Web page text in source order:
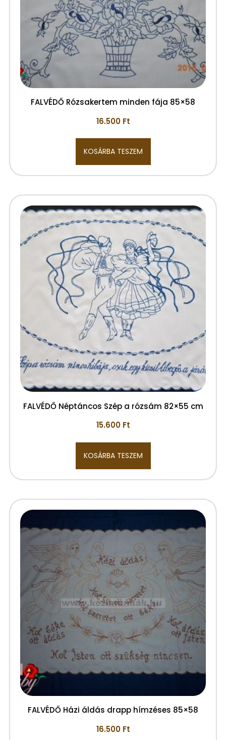
FALVÉDŐ Rózsakertem minden fája 85×58
16.500 Ft
KOSÁRBA TESZEM
FALVÉDŐ Néptáncos Szép a rózsám 82×55 cm
15.600 Ft
KOSÁRBA TESZEM
FALVÉDŐ Házi áldás drapp hímzéses 85×58
16.500 Ft